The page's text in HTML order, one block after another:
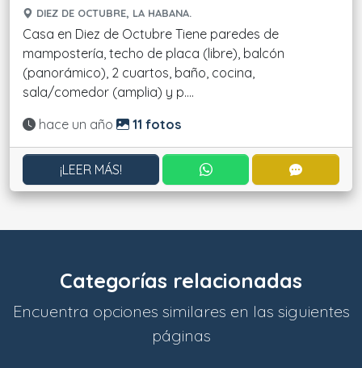
DIEZ DE OCTUBRE, LA HABANA.
Casa en Diez de Octubre Tiene paredes de
mampostería, techo de placa (libre), balcón
(panorámico), 2 cuartos, baño, cocina,
sala/comedor (amplia) y p....
Actualizado:
hace un año 11 fotos
¡LEER MÁS! CONTACTAR POR
Categorías relacionadas
Encuentra opciones similares en las siguientes
páginas